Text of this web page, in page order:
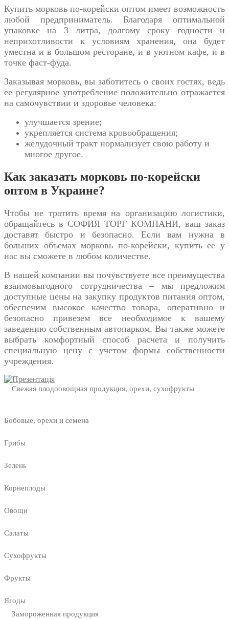
Купить морковь по-корейски оптом имеет возможность
любой предприниматель. Благодаря оптимальной
упаковке на 3 литра, долгому сроку годности и
неприхотливости к условиям хранения, она будет
уместна и в большом ресторане, и в уютном кафе, и в
точке фаст-фуда.
Заказывая морковь, вы заботитесь о своих гостях, ведь
ее регулярное употребление положительно отражается
на самочувствии и здоровье человека:
улучшается зрение;
укрепляется система кровообращения;
желудочный тракт нормализует свою работу и
многое другое.
Как заказать морковь по-корейски
оптом в Украине?
Чтобы не тратить время на организацию логистики,
обращайтесь в СОФИЯ ТОРГ КОМПАНИ, ваш заказ
доставят быстро и безопасно. Если вам нужна в
больших объемахморковь по-корейски, купитьее у
нас вы сможете в любом количестве.
В нашей компании вы почувствуете все преимущества
взаимовыгодного сотрудничества – мы предложим
доступные цены на закупку продуктов питания оптом,
обеспечим высокое качество товара, оперативно и
безопасно привезем все необходимое к вашему
заведению собственным автопарком. Вы также можете
выбрать комфортный способ расчета и получить
специальную цену с учетом формы собственности
учреждения.
Свежая плодоовощная продукция, орехи, сухофрукты
Бобовые, орехи и семена
Грибы
Зелень
Корнеплоды
Овощи
Салаты
Сухофрукты
Фрукты
Ягоды
Замороженная продукция